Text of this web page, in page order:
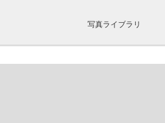
写真ライブラリ